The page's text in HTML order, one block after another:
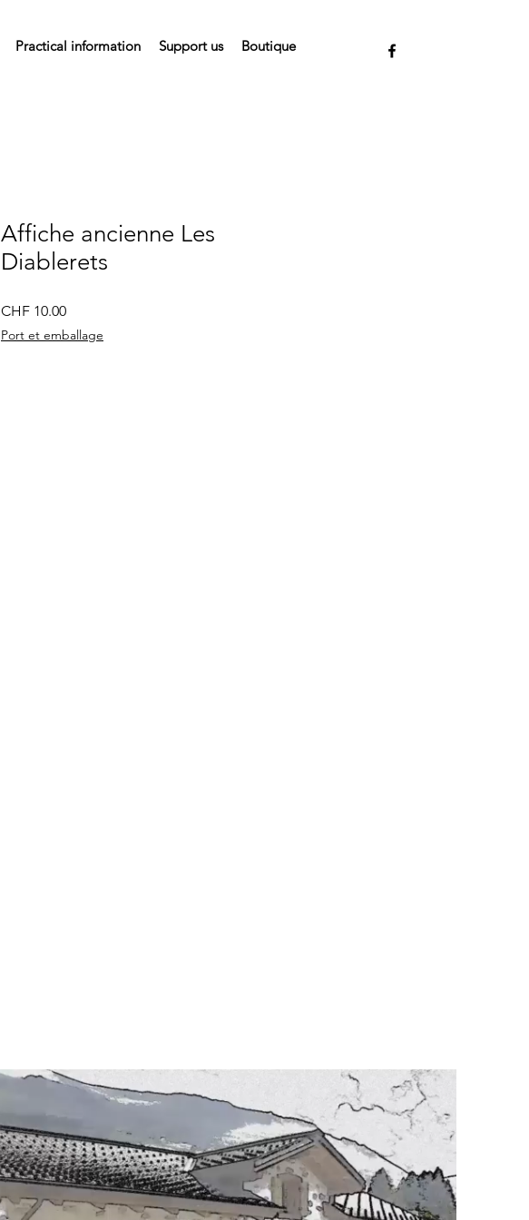
Practical information Support us Boutique
Affiche ancienne Les
Diablerets
CHF 10.00Price
Port et emballage